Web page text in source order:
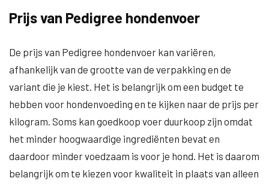
Prijs van Pedigree hondenvoer
De prijs van Pedigree hondenvoer kan variëren,
afhankelijk van de grootte van de verpakking en de
variant die je kiest. Het is belangrijk om een budget te
hebben voor hondenvoeding en te kijken naar de prijs per
kilogram. Soms kan goedkoop voer duurkoop zijn omdat
het minder hoogwaardige ingrediënten bevat en
daardoor minder voedzaam is voor je hond. Het is daarom
belangrijk om te kiezen voor kwaliteit in plaats van alleen